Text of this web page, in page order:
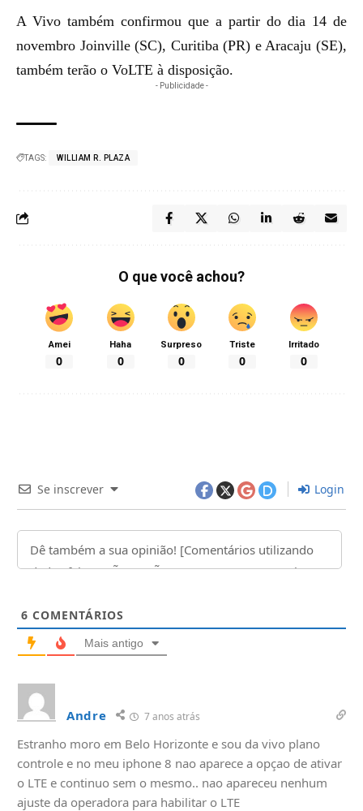
A Vivo também confirmou que a partir do dia 14 de
novembro Joinville (SC), Curitiba (PR) e Aracaju (SE),
também terão o VoLTE à disposição.
- Publicidade -
TAGS: WILLIAM R. PLAZA
O que você achou?
Amei
0
Haha
0
Surpreso
0
Triste
0
Irritado
0
Se inscrever Login
6 COMENTÁRIOS
Mais antigo
Andre 7 anos atrás
Estranho moro em Belo Horizonte e sou da vivo plano
controle e no meu iphone 8 nao aparece a opçao de ativar
o LTE e continuo sem o mesmo.. nao apareceu nenhum
ajuste da operadora para habilitar o LTE